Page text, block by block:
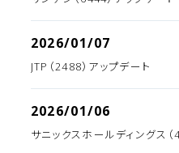
2026/01/07
JTP（2488）アップデート
2026/01/06
サニックスホールディングス（